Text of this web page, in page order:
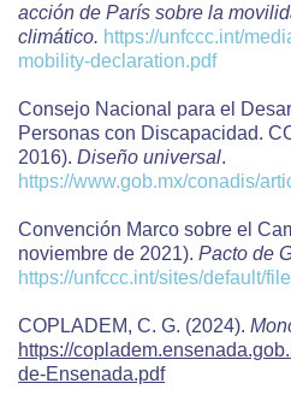
acción de París sobre la
climático. https://unfccc.int/
mobility-declaration.pdf
Consejo Nacional para el
Personas con Discapacidad.
2016). Diseño universal.
https://www.gob.mx/conadis/
Convención Marco sobre el
noviembre de 2021). Pacto de
https://unfccc.int/sites/default/
COPLADEM, C. G. (2024).
https://
de-Ensenada.pdf